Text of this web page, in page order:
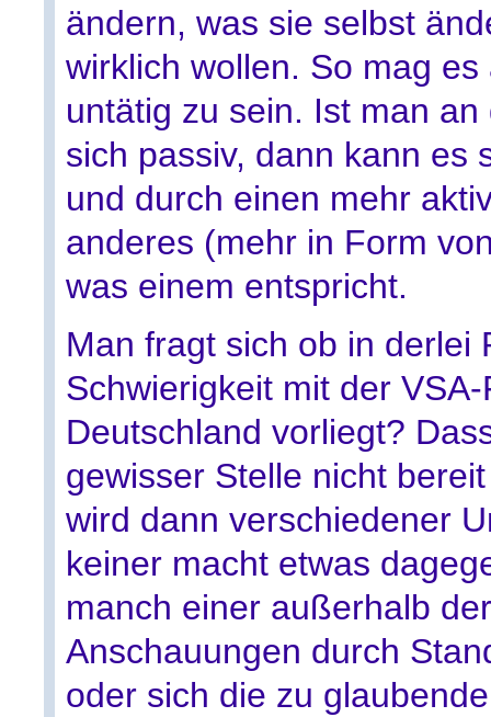
ändern, was sie selbst
wirklich wollen. So mag
untätig zu sein. Ist man
sich passiv, dann kann es
und durch einen mehr
anderes (mehr in Form
was einem entspricht.
Man fragt sich ob in derlei
Schwierigkeit mit der
Deutschland vorliegt?
gewisser Stelle nicht
wird dann verschiedener
keiner macht etwas
manch einer außerhalb
Anschauungen durch
oder sich die zu